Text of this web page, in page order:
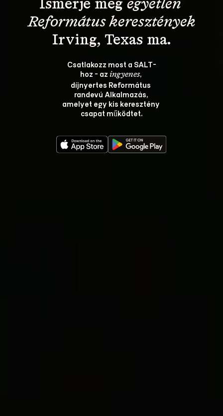
Ismerje meg egyetlen
Református keresztények
Csatlakozz most a SALT-
hoz - az ingyenes,
díjnyertes Református
randevú Alkalmazás,
amelyet egy kis keresztény
csapat működtet.